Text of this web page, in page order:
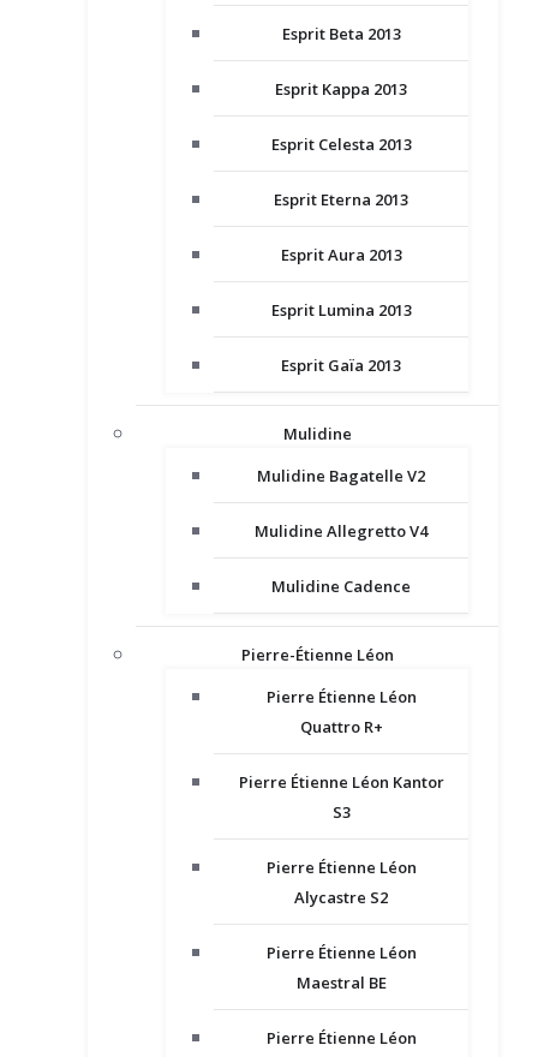
Esprit Beta 2013
Esprit Kappa 2013
Esprit Celesta 2013
Esprit Eterna 2013
Esprit Aura 2013
Esprit Lumina 2013
Esprit Gaïa 2013
Mulidine
Mulidine Bagatelle V2
Mulidine Allegretto V4
Mulidine Cadence
Pierre-Étienne Léon
Pierre Étienne Léon
Quattro R+
Pierre Étienne Léon Kantor
S3
Pierre Étienne Léon
Alycastre S2
Pierre Étienne Léon
Maestral BE
Pierre Étienne Léon